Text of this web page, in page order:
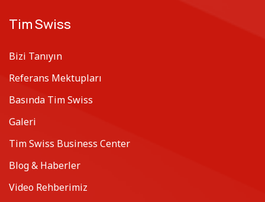
Tim Swiss
Bizi Tanıyın
Referans Mektupları
Basında Tim Swiss
Galeri
Tim Swiss Business Center
Blog & Haberler
Video Rehberimiz